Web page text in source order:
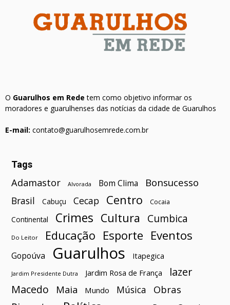
O Guarulhos em Rede tem como objetivo informar os
moradores e guarulhenses das notícias da cidade de Guarulhos
E-mail: contato@guarulhosemrede.com.br
Tags
Adamastor Alvorada Bom Clima Bonsucesso
Brasil Cabuçu Cecap Centro Cocaia
Continental Crimes Cultura Cumbica
Do Leitor Educação Esporte Eventos
Gopoúva Guarulhos Itapegica
Jardim Presidente Dutra Jardim Rosa de França
lazer
Macedo
Maia Mundo Música Obras